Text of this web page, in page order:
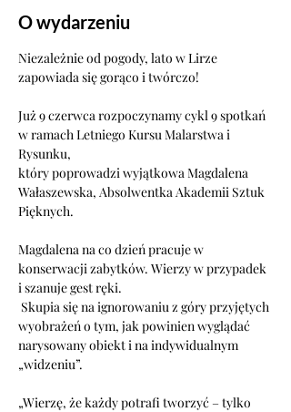
O wydarzeniu
Niezależnie od pogody, lato w Lirze
zapowiada się gorąco i twórczo!
Już 9 czerwca rozpoczynamy cykl 9 spotkań
w ramach Letniego Kursu Malarstwa i
Rysunku,
który poprowadzi wyjątkowa Magdalena
Wałaszewska, Absolwentka Akademii Sztuk
Pięknych.
Magdalena na co dzień pracuje w
konserwacji zabytków. Wierzy w przypadek
i szanuje gest ręki.
Skupia się na ignorowaniu z góry przyjętych
wyobrażeń o tym, jak powinien wyglądać
narysowany obiekt i na indywidualnym
„widzeniu”.
„Wierzę, że każdy potrafi tworzyć – tylko